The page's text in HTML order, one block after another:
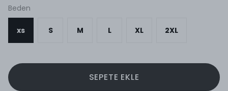
Beden
xs S M L XL 2XL
SEPETE EKLE